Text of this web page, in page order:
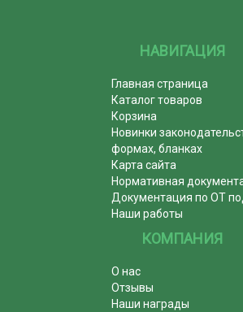
НАВИГАЦИЯ
Главная страница
Каталог товаров
Корзина
Новинки
формах, бланках
Карта сайта
Нормативная
Документация по ОТ
Наши работы
КОМПАНИЯ
О нас
Отзывы
Наши награды